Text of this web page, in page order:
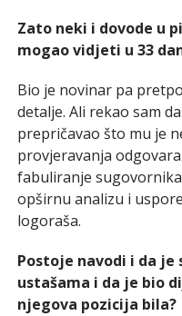
Zato neki i dovode u
mogao vidjeti u 33
Bio je novinar pa
detalje. Ali rekao sam
prepričavao što mu je
provjeravanja
fabuliranje
opširnu analizu i
logoraša.
Postoje navodi i da je
ustašama i da je bio
njegova pozicija bila?